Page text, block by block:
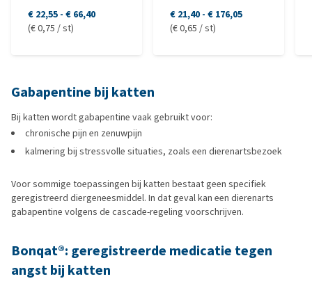
€ 22,55 - € 66,40
(€ 0,75 / st)
€ 21,40 - € 176,05
(€ 0,65 / st)
Gabapentine bij katten
Bij katten wordt gabapentine vaak gebruikt voor:
chronische pijn en zenuwpijn
kalmering bij stressvolle situaties, zoals een dierenartsbezoek
Voor sommige toepassingen bij katten bestaat geen specifiek
geregistreerd diergeneesmiddel. In dat geval kan een dierenarts
gabapentine volgens de cascade-regeling voorschrijven.
Bonqat®: geregistreerde medicatie tegen
angst bij katten